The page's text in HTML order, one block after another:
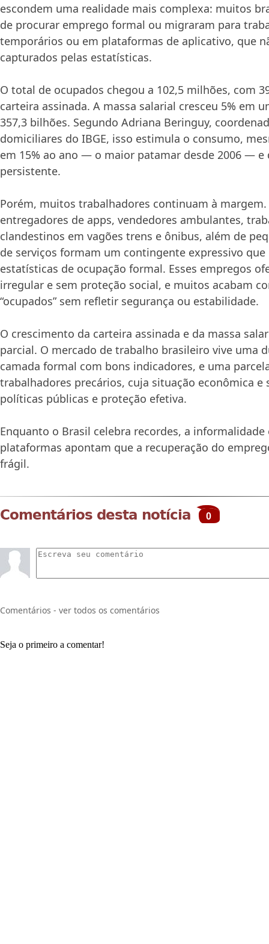
escondem uma realidade mais complexa: muitos
de procurar emprego formal ou migraram para
temporários ou em plataformas de aplicativo, que
capturados pelas estatísticas.
O total de ocupados chegou a 102,5 milhões, com
carteira assinada. A massa salarial cresceu 5% em
357,3 bilhões. Segundo Adriana Beringuy,
domiciliares do IBGE, isso estimula o consumo,
em 15% ao ano — o maior patamar desde 2006 — e
persistente.
Porém, muitos trabalhadores continuam à
entregadores de apps, vendedores ambulantes,
clandestinos em vagões trens e ônibus, além de
de serviços formam um contingente expressivo que
estatísticas de ocupação formal. Esses empregos
irregular e sem proteção social, e muitos acabam
“ocupados” sem refletir segurança ou estabilidade.
O crescimento da carteira assinada e da massa
parcial. O mercado de trabalho brasileiro vive uma
camada formal com bons indicadores, e uma
trabalhadores precários, cuja situação econômica e
políticas públicas e proteção efetiva.
Enquanto o Brasil celebra recordes, a
plataformas apontam que a recuperação do
frágil.
Comentários desta notícia 0
Comentários - ver todos os comentários
Seja o primeiro a comentar!